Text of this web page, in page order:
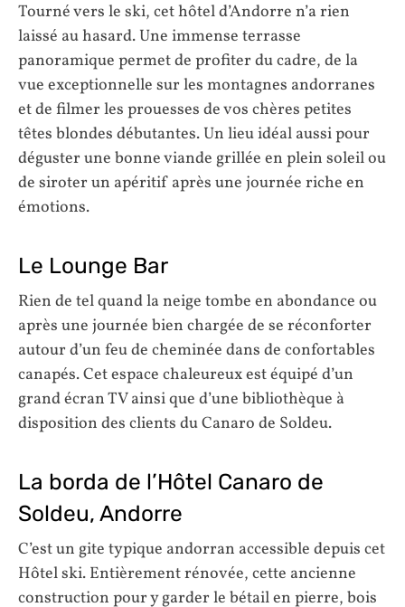
Tourné vers le ski, cet hôtel d’Andorre n’a rien
laissé au hasard. Une immense terrasse
panoramique permet de profiter du cadre, de la
vue exceptionnelle sur les montagnes andorranes
et de filmer les prouesses de vos chères petites
têtes blondes débutantes. Un lieu idéal aussi pour
déguster une bonne viande grillée en plein soleil ou
de siroter un apéritif après une journée riche en
émotions.
Le Lounge Bar
Rien de tel quand la neige tombe en abondance ou
après une journée bien chargée de se réconforter
autour d’un feu de cheminée dans de confortables
canapés. Cet espace chaleureux est équipé d’un
grand écran TV ainsi que d’une bibliothèque à
disposition des clients du Canaro de Soldeu.
La borda de l’Hôtel Canaro de
Soldeu, Andorre
C’est un gite typique andorran accessible depuis cet
Hôtel ski. Entièrement rénovée, cette ancienne
construction pour y garder le bétail en pierre, bois